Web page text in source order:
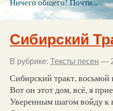
Сибирский
В рубрике: Тексты песен —
Сибирский тракт, восьмой
Вот он этот дом, всё, я
Уверенным шагом войду к